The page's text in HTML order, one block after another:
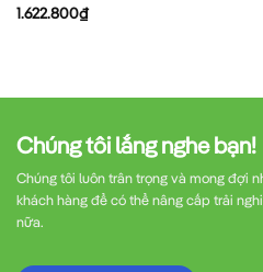
1.622.800₫
Chúng tôi lắng nghe bạn!
Chúng tôi luôn trân trọng và mong đợi
khách hàng để có thể nâng cấp trải
nữa.